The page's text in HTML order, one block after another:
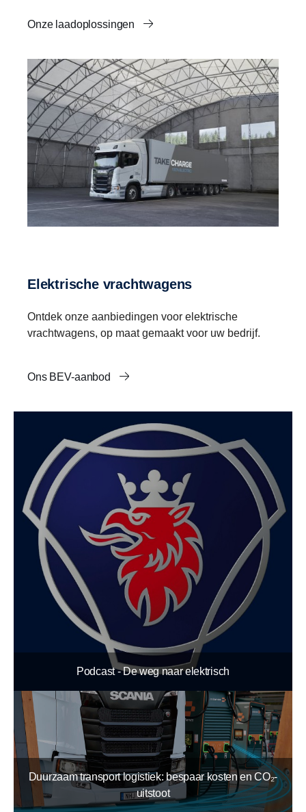
Onze laadoplossingen
Elektrische vrachtwagens
Ontdek onze aanbiedingen voor elektrische
vrachtwagens, op maat gemaakt voor uw bedrijf.
Ons BEV-aanbod
Podcast - De weg naar elektrisch
Duurzaam transport logistiek: bespaar kosten en CO₂-
uitstoot